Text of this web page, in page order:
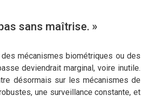
sans maîtrise. »
mécanismes biométriques ou des
deviendrait marginal, voire inutile.
désormais sur les mécanismes de
une surveillance constante, et